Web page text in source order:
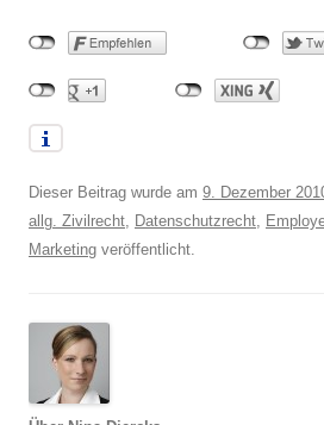
Dieser Beitrag wurde am 9. Dezember
allg. Zivilrecht, Datenschutzrecht,
Marketing veröffentlicht.